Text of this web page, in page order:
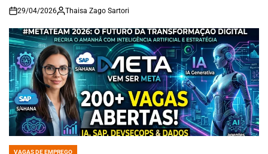
on
29/04/2026 Thaisa Zago Sartori
VAGAS DE EMPREGO